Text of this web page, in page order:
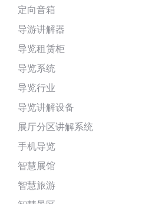
定向音箱
导游讲解器
导览租赁柜
导览系统
导览行业
导览讲解设备
展厅分区讲解系统
手机导览
智慧展馆
智慧旅游